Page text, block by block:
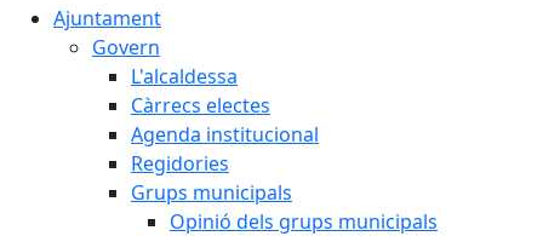
Ajuntament
Govern
L'alcaldessa
Càrrecs electes
Agenda institucional
Regidories
Grups municipals
Opinió dels grups municipals